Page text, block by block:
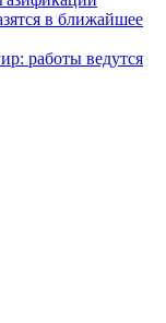
в ближайшее
работы ведутся